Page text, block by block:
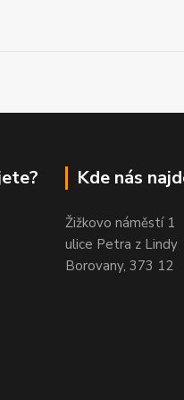
Kde nás
Žižkovo náměstí 1
ulice Petra z Lindy
Borovany, 373 12